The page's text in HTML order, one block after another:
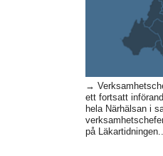
→
ett fortsatt
hela Närhälsan i
på Läkartidningen...